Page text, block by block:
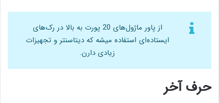
از پاور ماژول‌های 20 پورت به بالا در رک‌های
ایستاده‌ای استفاده میشه که دیتاسنتر و تجهیزات
زیادی دارن.
حرف آخر